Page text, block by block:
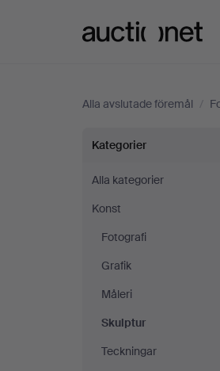
Alla avslutade föremål /
Skulptur
på
Formstad
Auktioner
Kategorier
Alla kategorier
Konst
Fotografi
Grafik
Måleri
Skulptur
Teckningar